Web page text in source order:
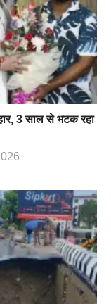
3 साल से भटक रहा